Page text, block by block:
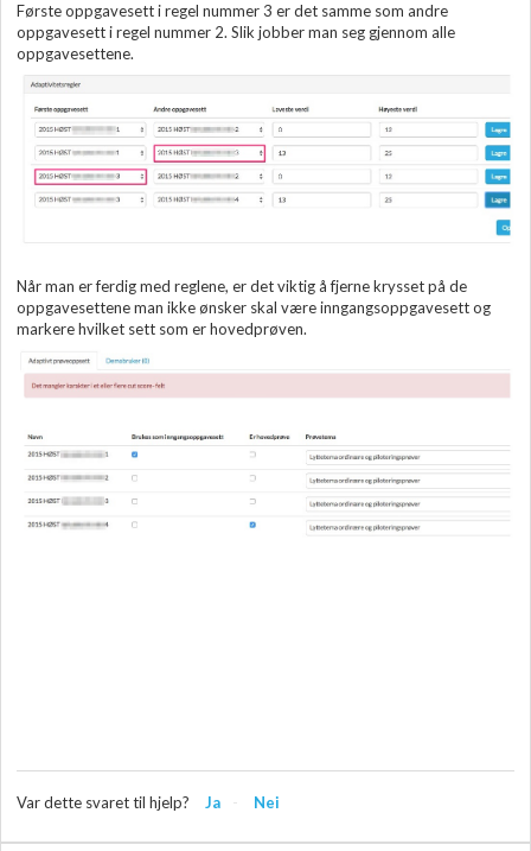
Første oppgavesett i regel nummer 3 er det samme som andre
oppgavesett i regel nummer 2. Slik jobber man seg gjennom alle
oppgavesettene.
Når man er ferdig med reglene, er det viktig å fjerne krysset på de
oppgavesettene man ikke ønsker skal være inngangsoppgavesett og
markere hvilket sett som er hovedprøven.
Var dette svaret til hjelp? Ja Nei